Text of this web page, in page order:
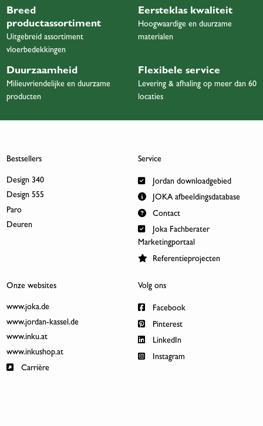
Breed
productassortiment
Uitgebreid assortiment
vloerbedekkingen
Eersteklas kwaliteit
Hoogwaardige en duurzame
materialen
Duurzaamheid
Milieuvriendelijke en duurzame
producten
Flexibele service
Levering & afhaling op meer dan 60
locaties
Bestsellers
Design 340
Design 555
Paro
Deuren
Service
Jordan downloadgebied
JOKA afbeeldingsdatabase
Contact
Joka Fachberater
Marketingportaal
Referentieprojecten
Onze websites
www.joka.de
www.jordan-kassel.de
www.inku.at
www.inkushop.at
Carrière
Volg ons
Facebook
Pinterest
LinkedIn
Instagram